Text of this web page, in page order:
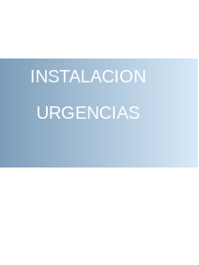
INSTALACION
URGENCIAS